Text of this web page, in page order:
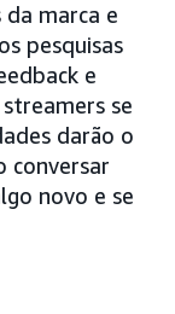
marca e
pesquisas
e
se
darão o
conversar
novo e se